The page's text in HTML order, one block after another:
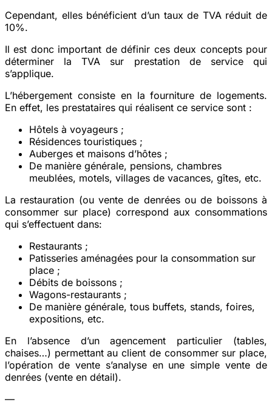
Cependant, elles bénéficient d’un taux de TVA réduit de
10%.
Il est donc important de définir ces deux concepts pour
déterminer la TVA sur prestation de service qui
s’applique.
L’hébergement consiste en la fourniture de logements.
En effet, les prestataires qui réalisent ce service sont :
Hôtels à voyageurs ;
Résidences touristiques ;
Auberges et maisons d’hôtes ;
De manière générale, pensions, chambres
meublées, motels, villages de vacances, gîtes, etc.
La restauration (ou vente de denrées ou de boissons à
consommer sur place) correspond aux consommations
qui s’effectuent dans:
Restaurants ;
Patisseries aménagées pour la consommation sur
place ;
Débits de boissons ;
Wagons-restaurants ;
De manière générale, tous buffets, stands, foires,
expositions, etc.
En l’absence d’un agencement particulier (tables,
chaises…) permettant au client de consommer sur place,
l’opération de vente s’analyse en une simple vente de
denrées (vente en détail).
—